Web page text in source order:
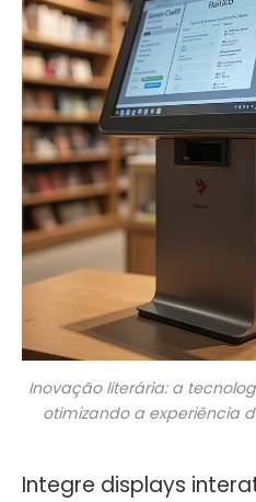
Inovação literária: a
otimizando a experiência
Integre displays